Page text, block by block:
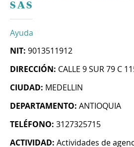
S A S
Ayuda
NIT: 9013511912
DIRECCIÓN: CALLE 9 SUR 79 C
CIUDAD: MEDELLIN
DEPARTAMENTO: ANTIOQUIA
TELÉFONO: 3127325715
ACTIVIDAD: Actividades de